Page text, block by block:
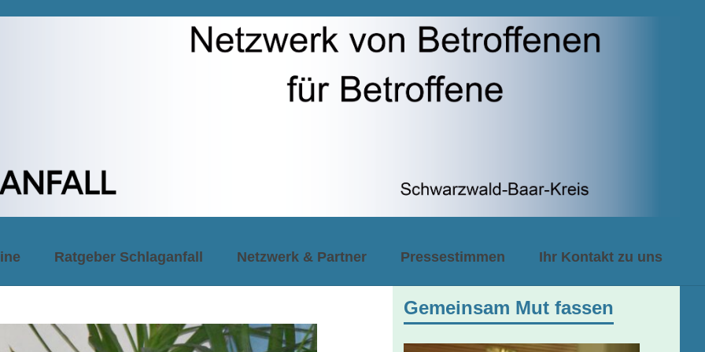
Ratgeber Schlaganfall Netzwerk & Partner Pressestimmen Ihr Kontakt zu uns
Gemeinsam Mut fassen